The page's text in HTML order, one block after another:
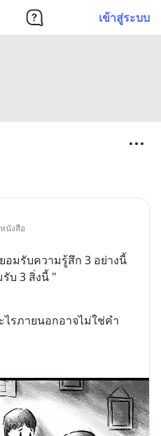
เข้าสู่ระบบ
นังสือ
อมรับความรู้สึก 3 อย่างนี้
บ 3 สิ่งนี้ "
ไรภายนอกอาจไม่ใช่คำ